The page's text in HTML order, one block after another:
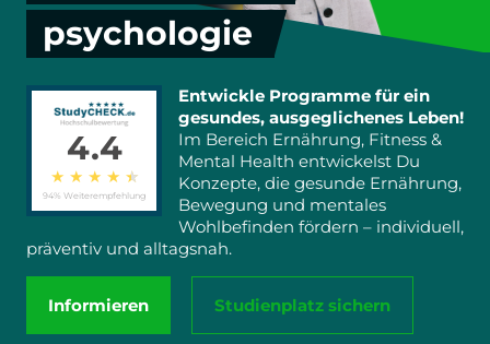
psychologie
4.4
★ ★ ★ ★ ★
94% Weiterempfehlung
Entwickle Programme für ein
gesundes, ausgeglichenes Leben!
Im Bereich Ernährung, Fitness &
Mental Health entwickelst Du
Konzepte, die gesunde Ernährung,
Bewegung und mentales
Wohlbefinden fördern – individuell,
präventiv und alltagsnah.
Informieren Studienplatz sichern